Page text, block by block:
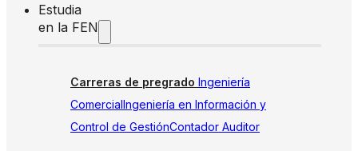
Estudia
en la FEN
Carreras de pregrado Ingeniería
ComercialIngeniería en Información y
Control de GestiónContador Auditor